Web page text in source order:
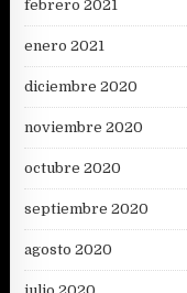
febrero 2021
enero 2021
diciembre 2020
noviembre 2020
octubre 2020
septiembre 2020
agosto 2020